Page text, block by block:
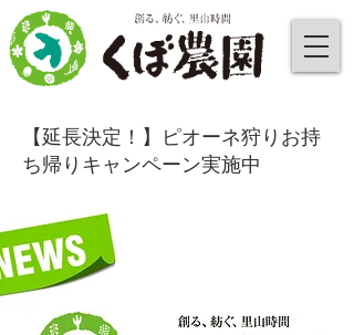
【延長決定！】ピオーネ狩りお持
ち帰りキャンペーン実施中